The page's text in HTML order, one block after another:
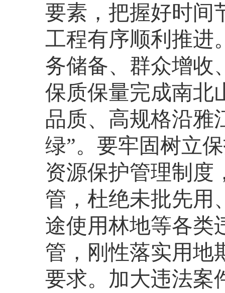
要素，把握好时间
工程有序顺利推进
务储备、群众增收
保质保量完成南北
品质、高规格沿雅
绿”。要牢固树立
资源保护管理制度
管，杜绝未批先用
途使用林地等各类
管，刚性落实用地
要求。加大违法案